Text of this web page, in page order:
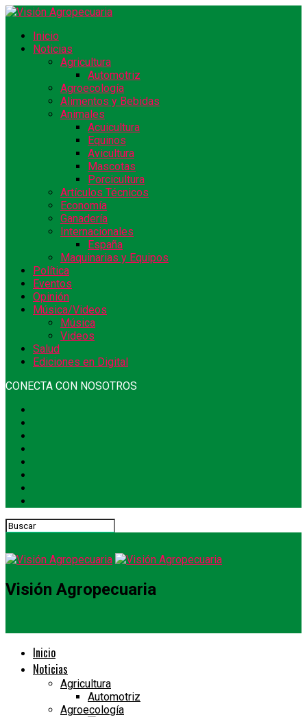
Inicio
Noticias
Agricultura
Automotriz
Agroecología
Alimentos y Bebidas
Animales
Acuicultura
Equinos
Avicultura
Mascotas
Porcicultura
Artículos Técnicos
Economía
Ganadería
Internacionales
España
Maquinarias y Equipos
Política
Eventos
Opinión
Música/Videos
Música
Videos
Salud
Ediciones en Digital
CONECTA CON NOSOTROS
Visión Agropecuaria
Inicio
Noticias
Agricultura
Automotriz
Agroecología